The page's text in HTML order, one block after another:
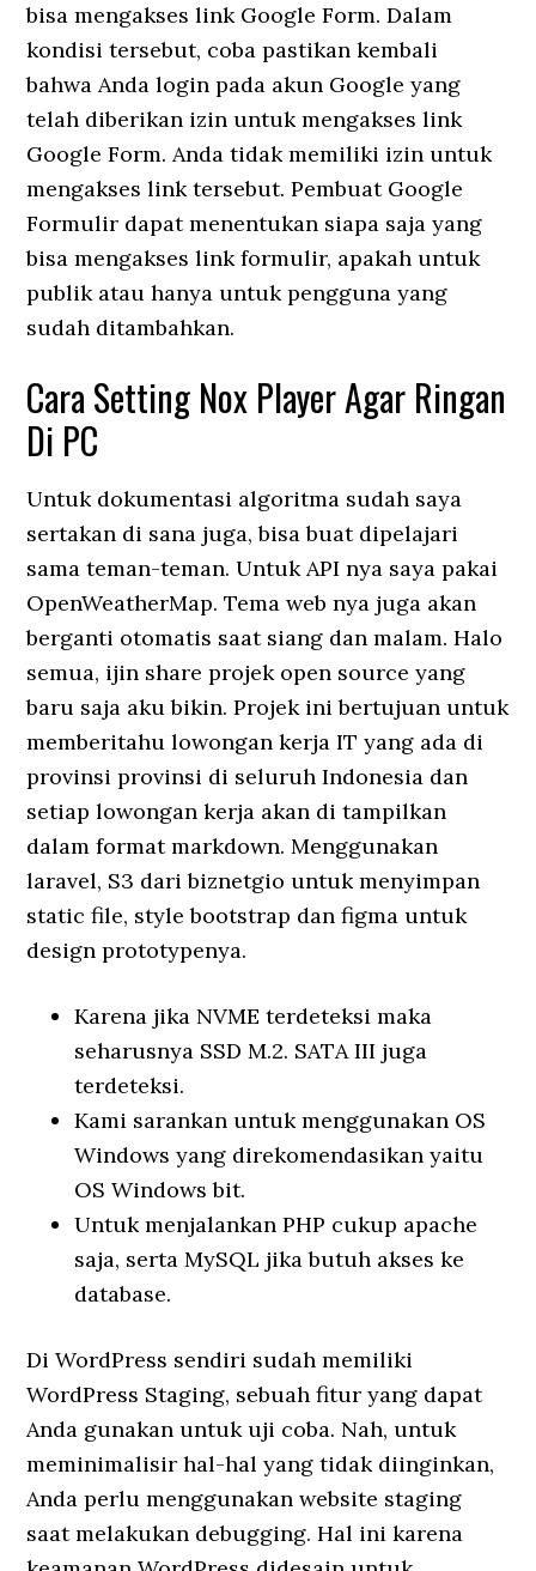
bisa mengakses link Google Form. Dalam
kondisi tersebut, coba pastikan kembali
bahwa Anda login pada akun Google yang
telah diberikan izin untuk mengakses link
Google Form. Anda tidak memiliki izin untuk
mengakses link tersebut. Pembuat Google
Formulir dapat menentukan siapa saja yang
bisa mengakses link formulir, apakah untuk
publik atau hanya untuk pengguna yang
sudah ditambahkan.
Cara Setting Nox Player Agar Ringan
Di PC
Untuk dokumentasi algoritma sudah saya
sertakan di sana juga, bisa buat dipelajari
sama teman-teman. Untuk API nya saya pakai
OpenWeatherMap. Tema web nya juga akan
berganti otomatis saat siang dan malam. Halo
semua, ijin share projek open source yang
baru saja aku bikin. Projek ini bertujuan untuk
memberitahu lowongan kerja IT yang ada di
provinsi provinsi di seluruh Indonesia dan
setiap lowongan kerja akan di tampilkan
dalam format markdown. Menggunakan
laravel, S3 dari biznetgio untuk menyimpan
static file, style bootstrap dan figma untuk
design prototypenya.
Karena jika NVME terdeteksi maka
seharusnya SSD M.2. SATA III juga
terdeteksi.
Kami sarankan untuk menggunakan OS
Windows yang direkomendasikan yaitu
OS Windows bit.
Untuk menjalankan PHP cukup apache
saja, serta MySQL jika butuh akses ke
database.
Di WordPress sendiri sudah memiliki
WordPress Staging, sebuah fitur yang dapat
Anda gunakan untuk uji coba. Nah, untuk
meminimalisir hal-hal yang tidak diinginkan,
Anda perlu menggunakan website staging
saat melakukan debugging. Hal ini karena